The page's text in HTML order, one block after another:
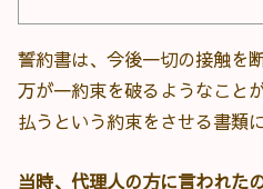
誓約書は、今後一切の接触を
万が一約束を破るようなこと
払うという約束をさせる書類
当時、代理人の方に言われた